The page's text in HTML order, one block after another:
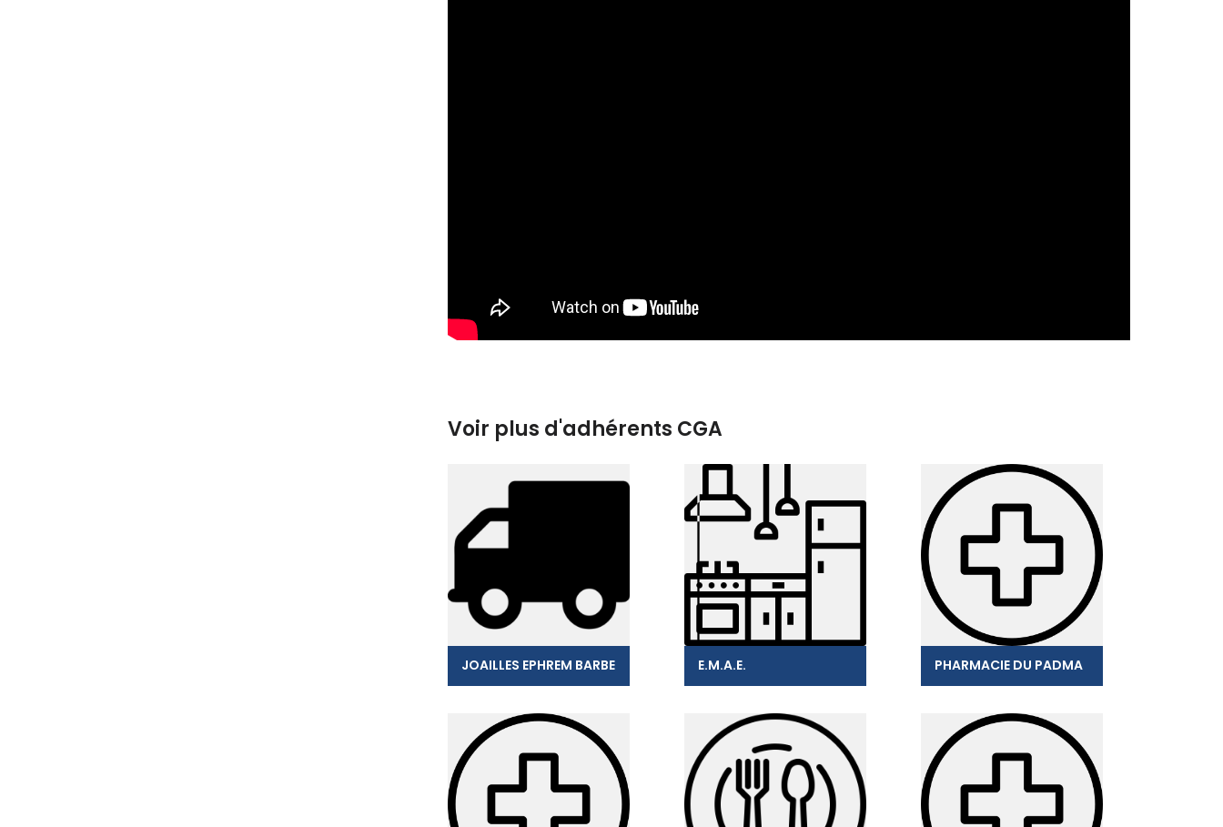
Voir plus d'adhérents CGA
JOAILLES EPHREM BARBE E.M.A.E. PHARMACIE DU PADMA